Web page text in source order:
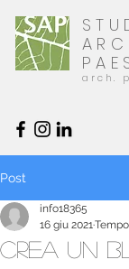
arch.
Post
Crea un
info18365
16 giu 2021